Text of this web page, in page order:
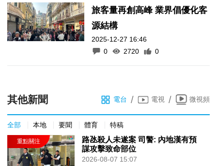
旅客量再創高峰 業界倡優化客
源結構
2025-12-27 16:46
0
2720 0
其他新聞 電台 / 電視 / 微視頻
全部 本地 要聞 體育 特稿
路氹殺人未遂案 司警: 內地漢有預
謀攻擊致命部位
2026-08-07 15:07